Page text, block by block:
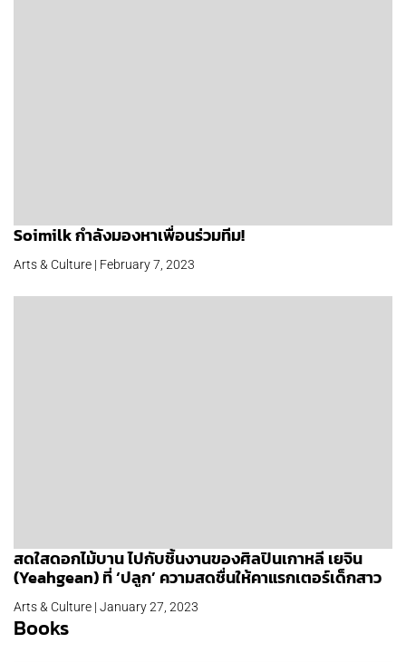
Soimilk กำลังมองหาเพื่อนร่วมทีม!
Arts & Culture | February 7, 2023
สดใสดอกไม้บาน ไปกับชิ้นงานของศิลปินเกาหลี เยจิน
(Yeahgean) ที่ ‘ปลูก’ ความสดชื่นให้คาแรกเตอร์เด็กสาว
Arts & Culture | January 27, 2023
Books